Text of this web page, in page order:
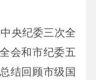
央纪委三次全
会和市纪委五
结回顾市级国